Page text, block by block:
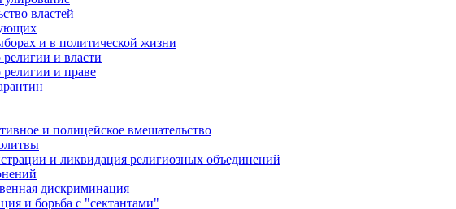
властей
и в политической жизни
и власти
и праве
и полицейское вмешательство
и ликвидация религиозных объединений
дискриминация
и борьба с "сектантами"